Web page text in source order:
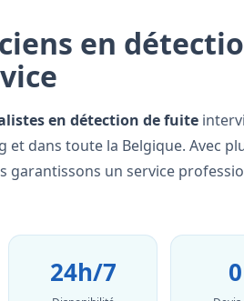
en
en détection de fuite
et dans toute la Belgique. Avec
garantissons un service
24h/7